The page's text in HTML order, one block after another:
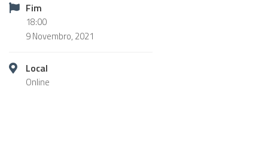
Fim
18:00
9 Novembro, 2021
Local
Online